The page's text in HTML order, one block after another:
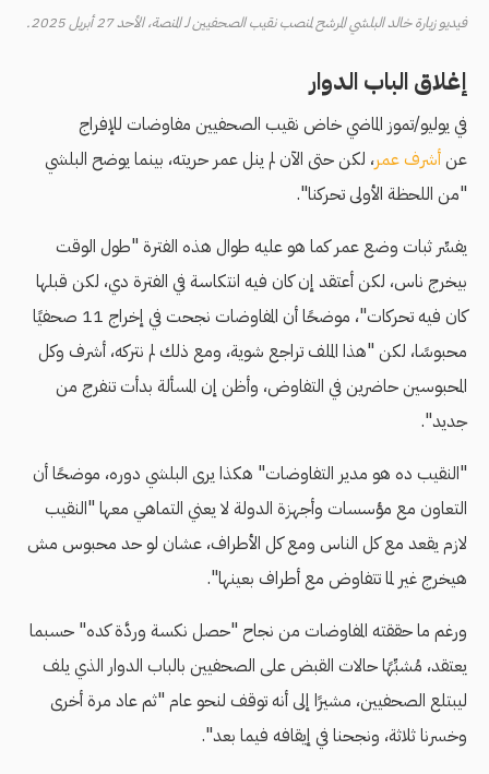
فيديو زيارة خالد البلشي المرشح لمنصب نقيب الصحفيين لـ المنصة، الأحد 27 أبريل 2025.
إغلاق الباب الدوار
في يوليو/تموز الماضي خاض نقيب الصحفيين مفاوضات للإفراج
عنأشرف عمر، لكن حتى الآن لم ينل عمر حريته، بينما يوضح البلشي
"من اللحظة الأولى تحركنا".
يفسِّر ثبات وضع عمر كما هو عليه طوال هذه الفترة "طول الوقت
بيخرج ناس، لكن أعتقد إن كان فيه انتكاسة في الفترة دي، لكن قبلها
كان فيه تحركات"، موضحًا أن المفاوضات نجحت في إخراج 11 صحفيًا
محبوسًا، لكن "هذا الملف تراجع شوية، ومع ذلك لم نتركه، أشرف وكل
المحبوسين حاضرين في التفاوض، وأظن إن المسألة بدأت تنفرج من
جديد".
"النقيب ده هو مدير التفاوضات" هكذا يرى البلشي دوره، موضحًا أن
التعاون مع مؤسسات وأجهزة الدولة لا يعني التماهي معها "النقيب
لازم يقعد مع كل الناس ومع كل الأطراف، عشان لو حد محبوس مش
هيخرج غير لما تتفاوض مع أطراف بعينها".
ورغم ما حققته المفاوضات من نجاح "حصل نكسة وردَّة كده" حسبما
يعتقد، مُشبِّهًا حالات القبض على الصحفيين بالباب الدوار الذي يلف
ليبتلع الصحفيين، مشيرًا إلى أنه توقف لنحو عام "ثم عاد مرة أخرى
وخسرنا ثلاثة، ونجحنا في إيقافه فيما بعد".